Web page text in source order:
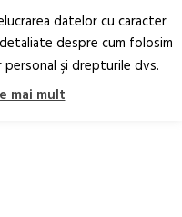
RO EN
datelor cu caracter
despre cum folosim
şi drepturile dvs.
mai mult